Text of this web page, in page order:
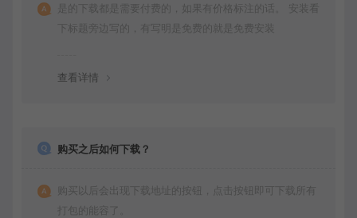
是的下载都是需要付费的，如果有价格标注的话。 安装看
下标题旁边写的，有写明是免费的就是免费安装
查看详情
购买之后如何下载？
购买以后会出现下载地址的按钮，点击按钮即可下载所有
打包的能容了。